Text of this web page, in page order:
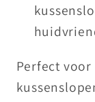
Perfect